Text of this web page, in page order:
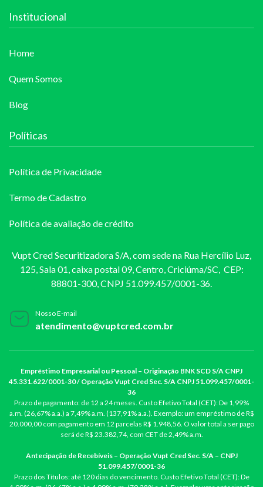
Institucional
Home
Quem Somos
Blog
Políticas
Política de Privacidade
Termo de Cadastro
Política de avaliação de crédito
Vupt Cred Securitizadora S/A, com sede na Rua Hercílio Luz,
125, Sala 01, caixa postal 09, Centro, Criciúma/SC, CEP:
88801-300, CNPJ 51.099.457/0001-36.
Nosso E-mail
atendimento@vuptcred.com.br
Empréstimo Empresarial ou Pessoal – Originação BNK SCD S/A CNPJ
45.331.622/0001-30 / Operação Vupt Cred Sec. S/A CNPJ 51.099.457/0001-
36
Prazo de pagamento: de 12 a 24 meses. Custo Efetivo Total (CET): De 1,99%
a.m. (26,67% a.a.) a 7,49% a.m. (137,91% a.a.). Exemplo: um empréstimo de R$
20.000,00 com pagamento em 12 parcelas R$ 1.948,56. O valor total a ser pago
será de R$ 23.382,74, com CET de 2,49% a.m.
Antecipação de Recebíveis – Operação Vupt Cred Sec. S/A – CNPJ
51.099.457/0001-36
Prazo dos Títulos: até 120 dias do vencimento. Custo Efetivo Total (CET): De